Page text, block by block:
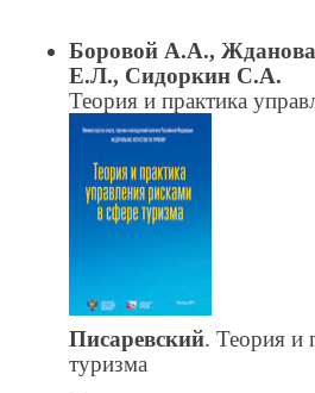
Боровой А.А.,
Е.Л., Сидоркин С.А.
Теория и практика
Писаревский. Теория и
туризма